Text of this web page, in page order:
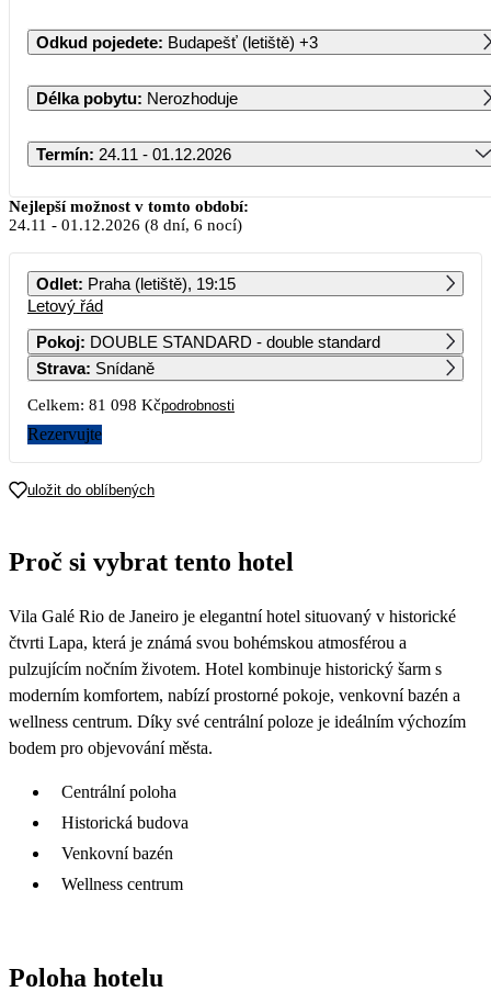
Odkud pojedete: Budapešť (letiště) +3
Délka pobytu: Nerozhoduje
Termín: 24.11 - 01.12.2026
Listopad 2026
PO ÚT ST ČT PÁ SO NE
44 249
2 3
9
45 729
16
47 749
17
42 729
47 599 40 549 40 629 40 689
48 739
Nejlepší možnost v tomto období:
24.11 - 01.12.2026 (8 dní, 6 nocí)
Odlet: Praha (letiště), 19:15
Letový řád
Pokoj: DOUBLE STANDARD - double standard
Strava: Snídaně
Celkem: 81 098 Kčpodrobnosti
Rezervujte
uložit do oblíbených
Proč si vybrat tento hotel
Vila Galé Rio de Janeiro je elegantní hotel situovaný v historické
čtvrti Lapa, která je známá svou bohémskou atmosférou a
pulzujícím nočním životem. Hotel kombinuje historický šarm s
moderním komfortem, nabízí prostorné pokoje, venkovní bazén a
wellness centrum. Díky své centrální poloze je ideálním výchozím
bodem pro objevování města.
Centrální poloha
Historická budova
Venkovní bazén
Wellness centrum
Poloha hotelu